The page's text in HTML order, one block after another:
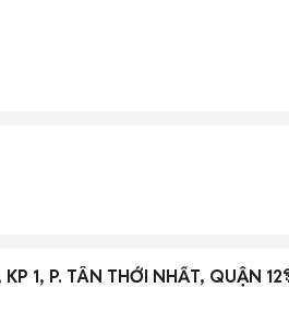
1, P. TÂN THỚI NHẤT, QUẬN